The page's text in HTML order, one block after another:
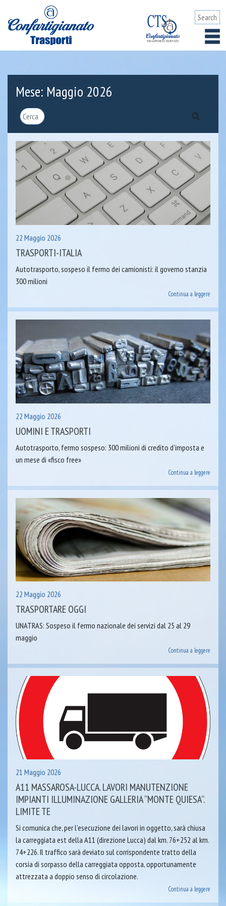
Mese: Maggio 2026
22 Maggio 2026
TRASPORTI-ITALIA
Autotrasporto, sospeso il fermo dei camionisti: il governo stanzia
300 milioni
Continua a leggere
22 Maggio 2026
UOMINI E TRASPORTI
Autotrasporto, fermo sospeso: 300 milioni di credito d’imposta e
un mese di «fisco free»
Continua a leggere
22 Maggio 2026
TRASPORTARE OGGI
UNATRAS: Sospeso il fermo nazionale dei servizi dal 25 al 29
maggio
Continua a leggere
21 Maggio 2026
A11 MASSAROSA-LUCCA. LAVORI MANUTENZIONE
IMPIANTI ILLUMINAZIONE GALLERIA “MONTE QUIESA”.
LIMITE TE
Si comunica che, per l’esecuzione dei lavori in oggetto, sarà chiusa
la carreggiata est della A11 (direzione Lucca) dal km. 76+252 al km.
74+226. Il traffico sarà deviato sul corrispondente tratto della
corsia di sorpasso della carreggiata opposta, opportunamente
attrezzata a doppio senso di circolazione.
Continua a leggere